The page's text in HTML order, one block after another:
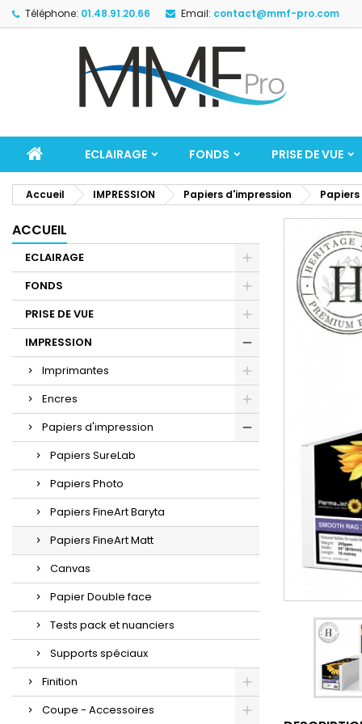
Téléphone: 01.48.91.20.66 Email: contact@mmf-pro.com
ECLAIRAGE FONDS PRISE DE VUE
Accueil IMPRESSION Papiers d'impression
ACCUEIL
ECLAIRAGE
FONDS
PRISE DE VUE
IMPRESSION
Imprimantes
Encres
Papiers d'impression
Papiers SureLab
Papiers Photo
Papiers FineArt Baryta
Papiers FineArt Matt
Canvas
Papier Double face
Tests pack et nuanciers
Supports spéciaux
Finition
Coupe - Accessoires